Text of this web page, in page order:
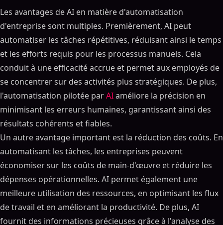
Les avantages de AI en matière d'automatisation
d'entreprise sont multiples. Premièrement, AI peut
automatiser les tâches répétitives, réduisant ainsi le temps
et les efforts requis pour les processus manuels. Cela
conduit à une efficacité accrue et permet aux employés de
se concentrer sur des activités plus stratégiques. De plus,
l'automatisation pilotée parAIaméliore la précision en
minimisant les erreurs humaines, garantissant ainsi des
résultats cohérents et fiables.
Un autre avantage important est la réduction des coûts. En
automatisant les tâches, les entreprises peuvent
économiser sur les coûts de main-d'œuvre et réduire les
dépenses opérationnelles. AI permet également une
meilleure utilisation des ressources, en optimisant les flux
de travail et en améliorant la productivité. De plus, AI
fournit des informations précieuses grâce à l'analyse des